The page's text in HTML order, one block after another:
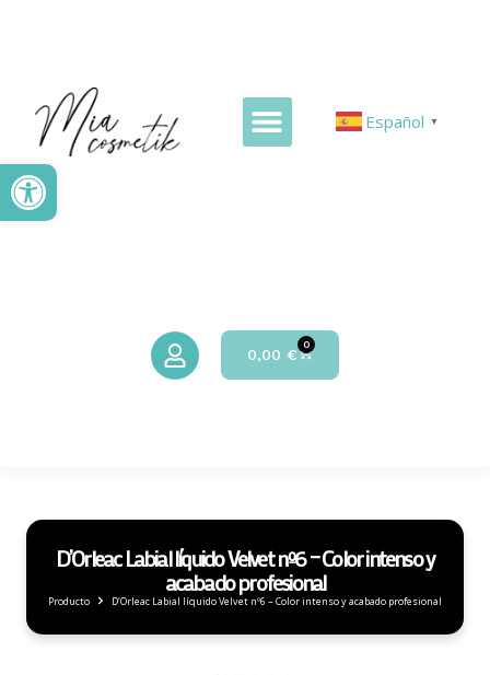
Abrir barra de herramientas
Español ▼
0,00 €
0
D’Orleac Labial líquido Velvet nº6 – Color intenso y
acabado profesional
Producto D’Orleac Labial líquido Velvet nº6 – Color intenso y acabado profesional